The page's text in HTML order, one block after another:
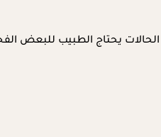
يحتاج الطبيب للبعض